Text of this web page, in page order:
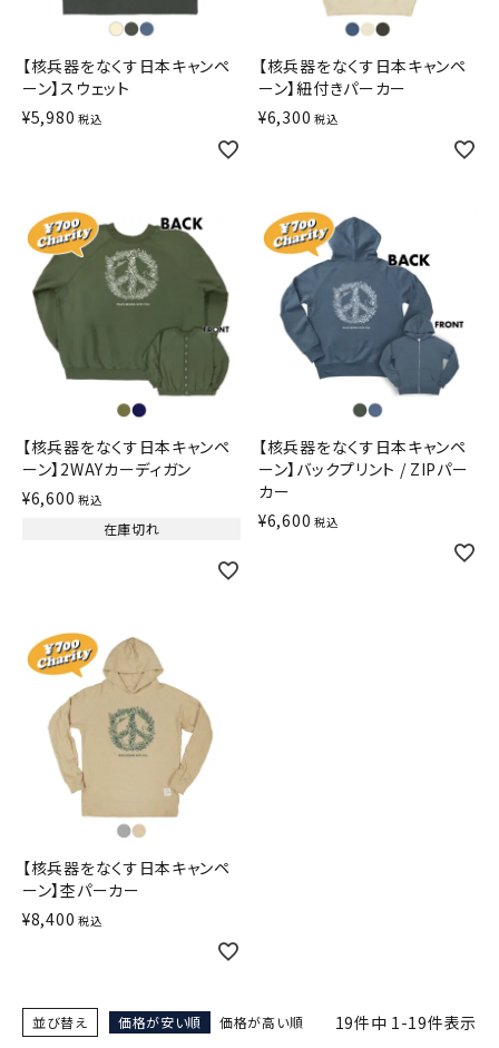
【核兵器をなくす日本キャンペ
ーン】スウェット
¥5,980 税込
【核兵器をなくす日本キャンペ
ーン】紐付きパーカー
¥6,300 税込
【核兵器をなくす日本キャンペ
ーン】2WAYカーディガン
¥6,600 税込
在庫切れ
【核兵器をなくす日本キャンペ
ーン】バックプリント / ZIPパー
カー
¥6,600 税込
【核兵器をなくす日本キャンペ
ーン】杢パーカー
¥8,400 税込
並び替え 価格が安い順 価格が高い順 19件中 1-19件表示